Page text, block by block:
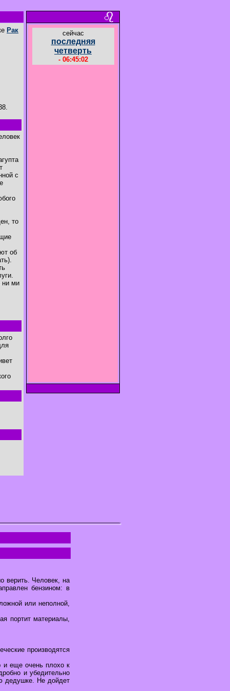
Рак
с
то
об
ни ми
cейчас
последняя
четверть
- 06:45:03
верить. Человек, на
бензином: в
или неполной,
портит материалы,
производятся
и еще очень плохо к
и убедительно
дедушке. Не дойдет